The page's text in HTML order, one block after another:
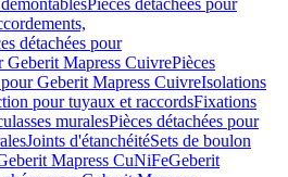
Pièces détachées pour
détachées pour
Geberit Mapress CuivrePièces
Geberit Mapress CuivreIsolations
pour tuyaux et raccordsFixations
muralesPièces détachées pour
Joints d'étanchéitéSets de boulon
Mapress CuNiFeGeberit